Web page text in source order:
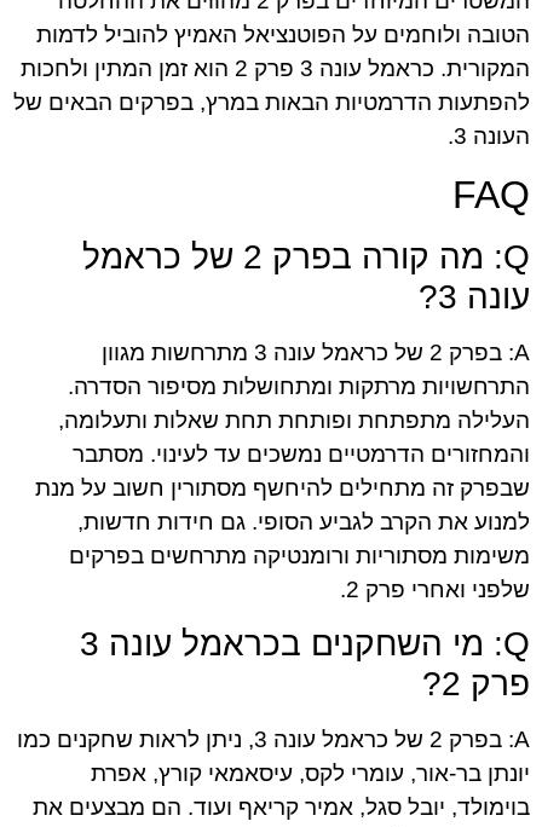
הטובה ולוחמים על הפוטנציאל האמיץ להוביל לדמות
המקורית. כראמל עונה 3 פרק 2 הוא זמן המתין ולחכות
להפתעות הדרמטיות הבאות במרץ, בפרקים הבאים של
העונה 3.
FAQ
Q: מה קורה בפרק 2 של כראמל
עונה 3?
A: בפרק 2 של כראמל עונה 3 מתרחשות מגוון
התרחשויות מרתקות ומתחושלות מסיפור הסדרה.
העלילה מתפתחת ופותחת תחת שאלות ותעלומה,
והמחזורים הדרמטיים נמשכים עד לעינוי. מסתבר
שבפרק זה מתחילים להיחשף מסתורין חשוב על מנת
למנוע את הקרב לגביע הסופי. גם חידות חדשות,
משימות מסתוריות ורומנטיקה מתרחשים בפרקים
שלפני ואחרי פרק 2.
Q: מי השחקנים בכראמל עונה 3
פרק 2?
A: בפרק 2 של כראמל עונה 3, ניתן לראות שחקנים כמו
יונתן בר-אור, עומרי לקס, עיסאמאי קורץ, אפרת
בוימולד, יובל סגל, אמיר קריאף ועוד. הם מבצעים את